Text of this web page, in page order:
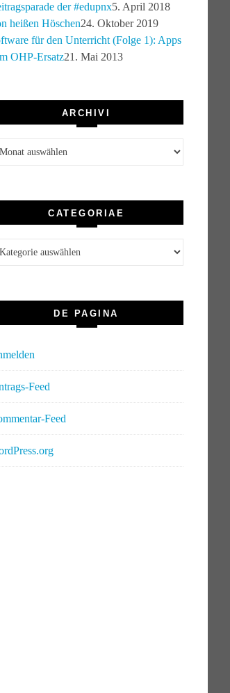
der #edupnx5. April 2018
heißen Höschen24. Oktober 2019
für den Unterricht (Folge 1): Apps
OHP-Ersatz21. Mai 2013
ARCHIVI
CATEGORIAE
DE PAGINA
Feed
Feed